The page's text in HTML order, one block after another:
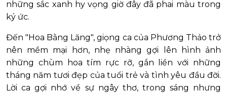
những sắc xanh hy vọng giờ đây đã phai màu trong
ký ức.
Đến "Hoa Bằng Lăng", giọng ca của Phương Thảo trở
nên mềm mại hơn, nhẹ nhàng gợi lên hình ảnh
những chùm hoa tím rực rỡ, gắn liền với những
tháng năm tươi đẹp của tuổi trẻ và tình yêu đầu đời.
Lời ca gợi nhớ về sự ngây thơ, trong sáng nhưng